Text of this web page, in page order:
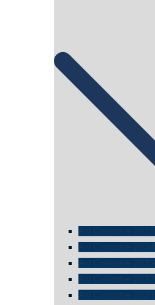
Art Cologne 2025
Art Cologne 2024
Art Cologne 2023
Art Cologne 2022
Art Cologne 2021